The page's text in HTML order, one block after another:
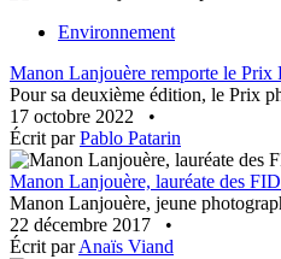
Environnement
Manon Lanjouère remporte le Prix
Pour sa deuxième édition, le Prix
17 octobre 2022
•
Écrit parPablo Patarin
Manon Lanjouère, lauréate des
Manon Lanjouère, jeune
22 décembre 2017
•
Écrit parAnaïs Viand